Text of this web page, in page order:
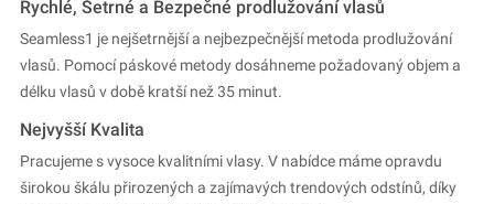
Rychlé, Šetrné a Bezpečné prodlužování vlasů
Seamless1 je nejšetrnější a nejbezpečnější metoda prodlužování
vlasů. Pomocí páskové metody dosáhneme požadovaný objem a
délku vlasů v době kratší než 35 minut.
Nejvyšší Kvalita
Pracujeme s vysoce kvalitními vlasy. V nabídce máme opravdu
širokou škálu přirozených a zajímavých trendových odstínů, díky